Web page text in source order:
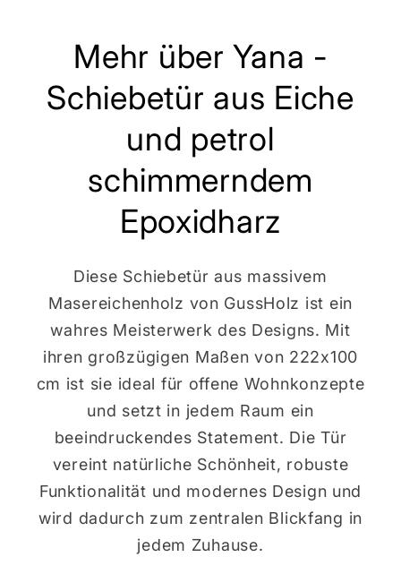
Mehr über Yana -
Schiebetür aus Eiche
und petrol
schimmerndem
Epoxidharz
Diese Schiebetür aus massivem
Masereichenholz von GussHolz ist ein
wahres Meisterwerk des Designs. Mit
ihren großzügigen Maßen von 222x100
cm ist sie ideal für offene Wohnkonzepte
und setzt in jedem Raum ein
beeindruckendes Statement. Die Tür
vereint natürliche Schönheit, robuste
Funktionalität und modernes Design und
wird dadurch zum zentralen Blickfang in
jedem Zuhause.